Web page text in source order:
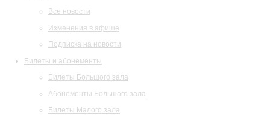
Все новости
Изменения в афише
Подписка на новости
Билеты и абонементы
Билеты Большого зала
Абонементы Большого зала
Билеты Малого зала